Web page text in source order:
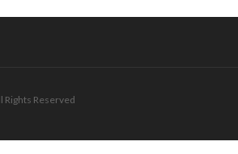
Rights Reserved